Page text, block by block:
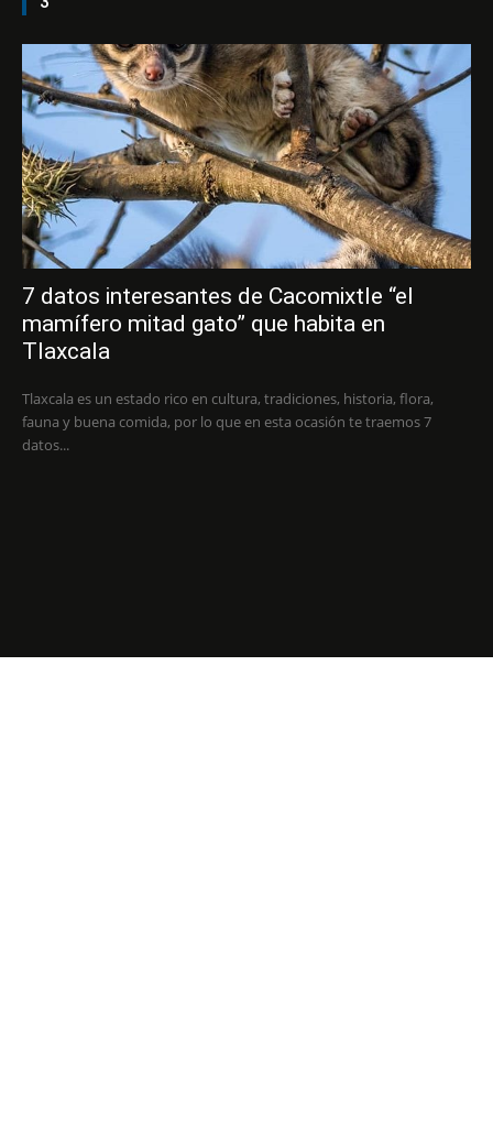
7 datos interesantes de Cacomixtle “el
mamífero mitad gato” que habita en
Tlaxcala
Tlaxcala es un estado rico en cultura, tradiciones, historia, flora,
fauna y buena comida, por lo que en esta ocasión te traemos 7
datos...